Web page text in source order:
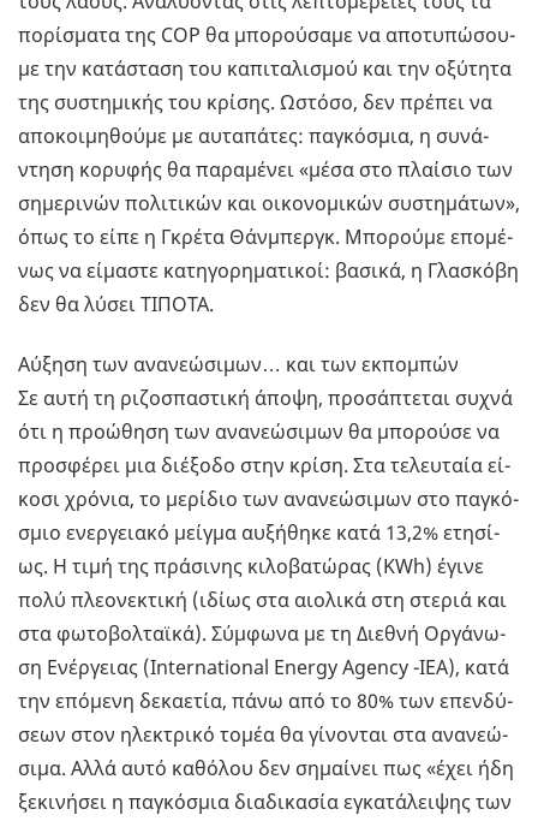
πο­ρί­σμα­τα της COP θα μπο­ρού­σα­με να απο­τυ­πώ­σου­
με την κα­τά­στα­ση του κα­πι­τα­λι­σμού και την οξύ­τη­τα
της συ­στη­μι­κής του κρί­σης. Ωστό­σο, δεν πρέ­πει να
απο­κοι­μη­θού­με με αυ­τα­πά­τες: πα­γκό­σμια, η συ­νά­
ντη­ση κο­ρυ­φής θα πα­ρα­μέ­νει «μέσα στο πλαί­σιο των
ση­με­ρι­νών πο­λι­τι­κών και οι­κο­νο­μι­κών συ­στη­μά­των»,
όπως το είπε η Γκρέ­τα Θάν­μπεργκ. Μπο­ρού­με επο­μέ­
νως να εί­μα­στε κα­τη­γο­ρη­μα­τι­κοί: βα­σι­κά, η Γλα­σκό­βη
δεν θα λύσει ΤΙ­ΠΟ­ΤΑ.
Αύ­ξη­ση των ανα­νε­ώ­σι­μων… και των εκ­πο­μπών
Σε αυτή τη ρι­ζο­σπα­στι­κή άποψη, προ­σά­πτε­ται συχνά
ότι η προ­ώ­θη­ση των ανα­νε­ώ­σι­μων θα μπο­ρού­σε να
προ­σφέ­ρει μια διέ­ξο­δο στην κρίση. Στα τε­λευ­ταία εί­
κο­σι χρό­νια, το με­ρί­διο των ανα­νε­ώ­σι­μων στο πα­γκό­
σμιο ενερ­γεια­κό μείγ­μα αυ­ξή­θη­κε κατά 13,2% ετη­σί­
ως. Η τιμή της πρά­σι­νης κι­λο­βα­τώ­ρας (KWh) έγινε
πολύ πλε­ο­νε­κτι­κή (ιδίως στα αιο­λι­κά στη στε­ριά και
στα φω­το­βολ­ταϊ­κά). Σύμ­φω­να με τη Διε­θνή Ορ­γά­νω­
ση Ενέρ­γειας (International Energy Agency -IEA), κατά
την επό­με­νη δε­κα­ε­τία, πάνω από το 80% των επεν­δύ­
σε­ων στον ηλε­κτρι­κό τομέα θα γί­νο­νται στα ανα­νε­ώ­
σι­μα. Αλλά αυτό κα­θό­λου δεν ση­μαί­νει πως «έχει ήδη
ξε­κι­νή­σει η πα­γκό­σμια δια­δι­κα­σία εγκα­τά­λει­ψης των